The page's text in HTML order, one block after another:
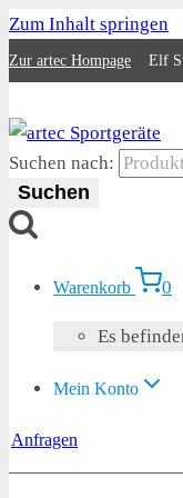
Zum Inhalt springen
Zur artec Hompage Elf
Suchen nach:
Suchen
Warenkorb 0
Es
Mein Konto
Anfragen